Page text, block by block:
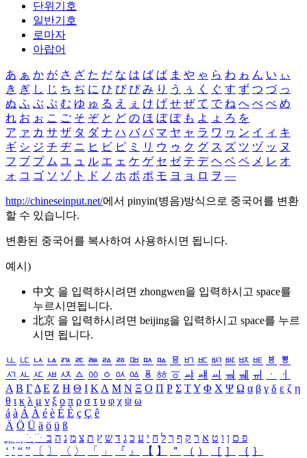
단위기호
일반기호
로마자
아랍어
あ ぁ か が さ ざ た だ な は ば ぱ ま や ゃ ら わ ゎ ん い ぃ
き ぎ し じ ち ぢ に ひ び ぴ み り う ぅ く ぐ す ず つ づ っ
ぬ ふ ぶ ぷ む ゆ ゅ る え ぇ け げ せ ぜ て で ね へ べ ぺ め
れ お ぉ こ ご そ ぞ と ど の ほ ぼ ぽ も よ ょ ろ を
ア ァ カ サ ザ タ ダ ナ ハ バ パ マ ヤ ャ ラ ワ ヮ ン イ ィ キ
ギ シ ジ チ ヂ ニ ヒ ビ ピ ミ リ ウ ゥ ク グ ス ズ ツ ヅ ッ ヌ
フ ブ プ ム ユ ュ ル エ ェ ケ ゲ セ ゼ テ デ ヘ ベ ペ メ レ オ
ォ コ ゴ ソ ゾ ト ド ノ ホ ボ ポ モ ヨ ョ ロ ヲ ―
http://chineseinput.net/에서 pinyin(병음)방식으로 중국어를 변환
할 수 있습니다.
변환된 중국어를 복사하여 사용하시면 됩니다.
예시)
中文 을 입력하시려면 zhongwen을 입력하시고 space를
누르시면됩니다.
北京 을 입력하시려면 beijing을 입력하시고 space를 누르
시면 됩니다.
ㅥ ㅦ ㅧ ㅨ ㅩ ㅪ ㅫ ㅬ ㅭ ㅮ ㅯ ㅰ ㅱ ㅲ ㅳ ㅴ ㅵ ㅶ ㅷ ㅸ
ㅹ
ㅺ ㅻ ㅼ ㅽ ㅾ ㅿ ㆀ ㆁ ㆂ ㆃ ㆄ ㆅ ㆆ ㆇ ㆈ ㆉ ㆊ ㆋ ㆌ ㆍ
ㆎ
Α Β ΓΔ Ε Ζ Η Θ Ι ΚΛ Μ Ν Ξ Ο Π Ρ Σ ΤΥ Φ Χ Ψ Ω α β γ δ ε ζ η
θ ι κ λ μ ν ξ ο π ρ σ τ υ φ χ ψ ω
á à Á À é è É È ç Ç ê
Ä Ö Ü ä ö ü ß
ִֶֹ ֻּ ׁׂ פ ם ן ו ט א ר ק ף ך ל ח י ע כ ג ד ש ץ ת צ מ נ ה ב
‘ ’ “ ” 〔 〕 〈 〉 「 」 『 』 【 】 ＂ （ ） ［ ］ ｛ ｝